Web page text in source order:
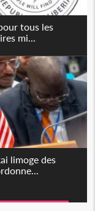
tous les
mi...
limoge des